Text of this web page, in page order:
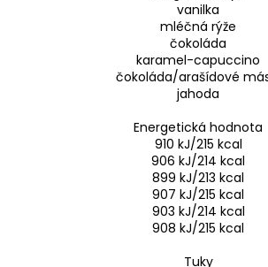
vanilka
mléčná rýže
čokoláda
karamel-capuccino
čokoláda/arašídové
jahoda
Energetická hodnota
910 kJ/215 kcal
906 kJ/214 kcal
899 kJ/213 kcal
907 kJ/215 kcal
903 kJ/214 kcal
908 kJ/215 kcal
Tuky